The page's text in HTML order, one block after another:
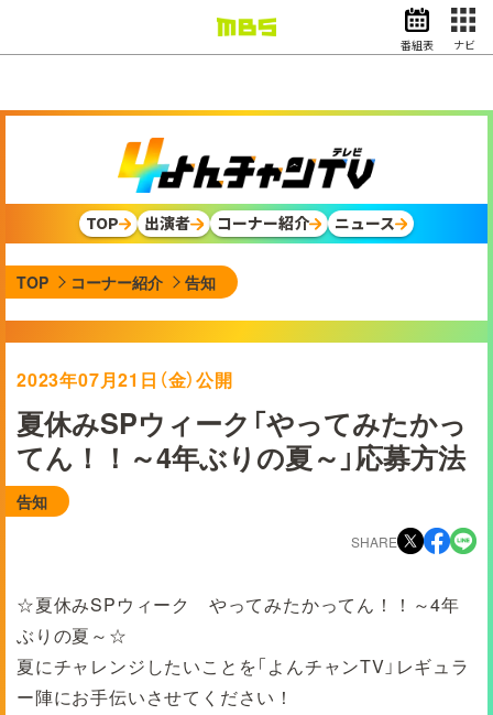
ドラマ
スポーツ
動画イズム ニュース
天気・防災
映画 アナウンサー
グッズ
EN 検索 番組表
番組表 ナビ
TOP 出演者 コーナー紹介 ニュース
TOP コーナー紹介 告知
2023年07月21日（金）公開
夏休みSPウィーク「やってみたかっ
てん！！～4年ぶりの夏～」応募方法
告知
SHARE
☆夏休みSPウィーク やってみたかってん！！～4年
ぶりの夏～☆
夏にチャレンジしたいことを「よんチャンTV」レギュラ
ー陣にお手伝いさせてください！